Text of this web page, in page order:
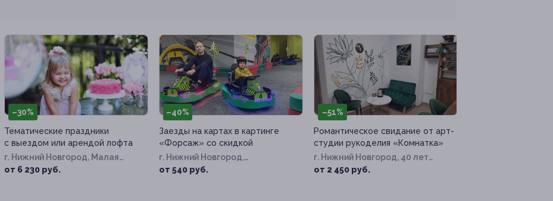
–30%
Тематические праздники
с выездом или арендой лофта
г. Нижний Новгород, Малая
Ямская ул, д. 78а
от 6 230 руб.
–40%
Заезды на картах в картинге
«Форсаж» со скидкой
г. Нижний Новгород,
Фильченкова ул, д. 10
от 540 руб.
–51%
Романтическое свидание от арт-
студии рукоделия «Комнатка»
г. Нижний Новгород, 40 лет
Октября ул, д. 7б
от 2 450 руб.